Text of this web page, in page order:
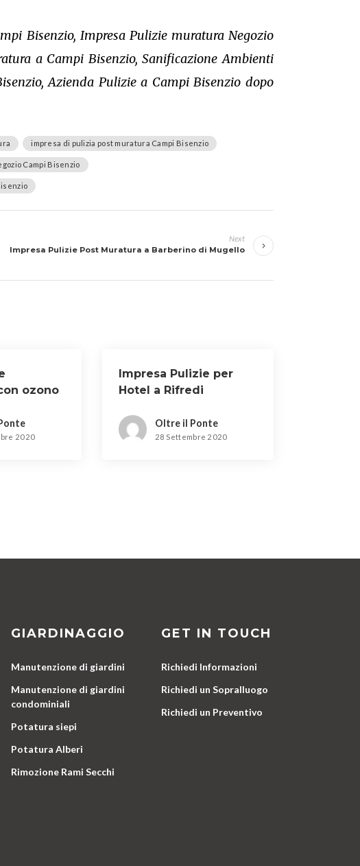
Bisenzio, Impresa Pulizie muratura Negozio
a Campi Bisenzio, Sanificazione Ambienti
Azienda Pulizie a Campi Bisenzio dopo
impresa di pulizia post muratura Campi Bisenzio
Campi Bisenzio
Next
Impresa Pulizie Post Muratura a Barberino di Mugello
ozono
2020
Impresa Pulizie per
Hotel a Rifredi
Oltre il Ponte
28 Settembre 2020
GIARDINAGGIO
Manutenzione di giardini
Manutenzione di giardini
condominiali
Potatura siepi
Potatura Alberi
Rimozione Rami Secchi
GET IN TOUCH
Richiedi Informazioni
Richiedi un Sopralluogo
Richiedi un Preventivo